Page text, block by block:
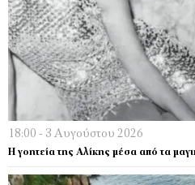
18:00 - 3 Αυγούστου 2026
Η γοητεία της Αλίκης µέσα από τα